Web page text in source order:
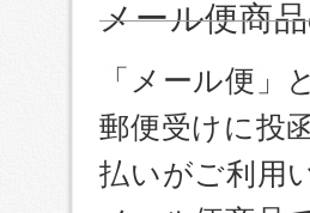
メール便商
「メール便」
郵便受けに投
払いがご利用